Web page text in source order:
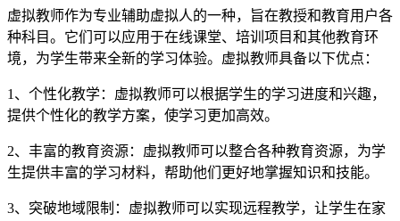
虚拟教师作为专业辅助虚拟人的一种，旨在教授和教育用户各
种科目。它们可以应用于在线课堂、培训项目和其他教育环
境，为学生带来全新的学习体验。虚拟教师具备以下优点：
1、个性化教学：虚拟教师可以根据学生的学习进度和兴趣，
提供个性化的教学方案，使学习更加高效。
2、丰富的教育资源：虚拟教师可以整合各种教育资源，为学
生提供丰富的学习材料，帮助他们更好地掌握知识和技能。
3、突破地域限制：虚拟教师可以实现远程教学，让学生在家